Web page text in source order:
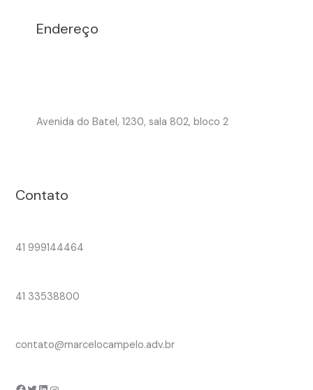
Endereço
Avenida do Batel, 1230, sala 802, bloco 2
Contato
41 999144464
41 33538800
contato@marcelocampelo.adv.br